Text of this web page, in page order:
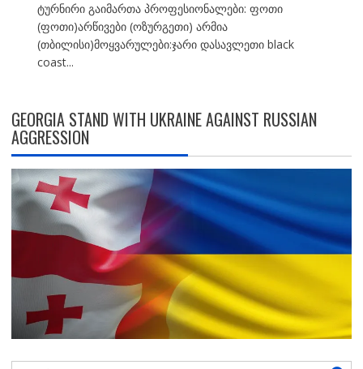
ტურნირი გაიმართა პროფესიონალები: ფოთი
(ფოთი)არწივები (ოზურგეთი) არმია
(თბილისი)მოყვარულები:ჯარი დასავლეთი black
coast...
GEORGIA STAND WITH UKRAINE AGAINST RUSSIAN
AGGRESSION